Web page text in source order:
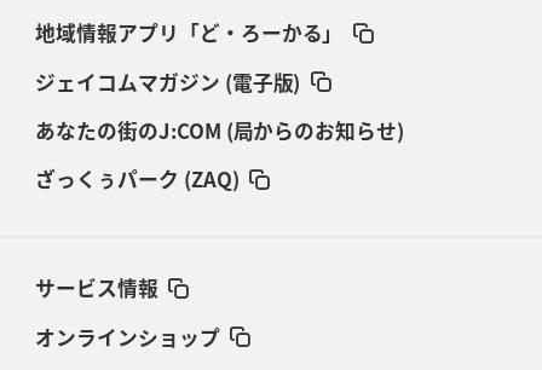
地域情報アプリ「ど・ろーかる」
ジェイコムマガジン (電子版)
あなたの街のJ:COM (局からのお知らせ)
ざっくぅパーク (ZAQ)
サービス情報
オンラインショップ